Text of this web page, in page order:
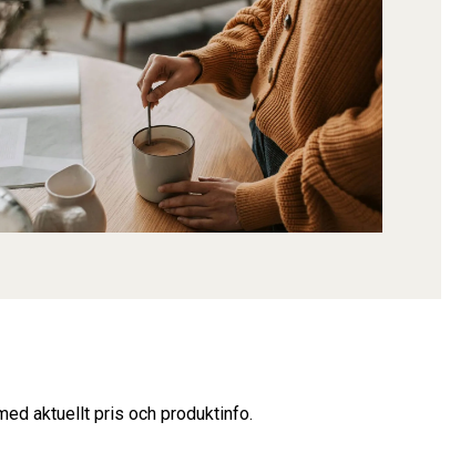
aktuellt pris och produktinfo.